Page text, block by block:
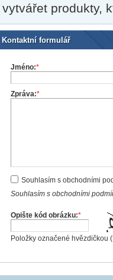
vytvářet produkty,
Kontaktní formulář
Jméno:*
Zpráva:*
Souhlasím s obchodními
Souhlasím s obchodními
Opište kód obrázku:*
Položky označené hvězdičkou (